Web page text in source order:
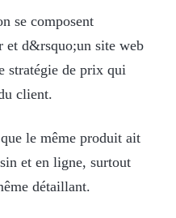
se composent
et d&rsquo;un site web
stratégie de prix qui
client.
le même produit ait
et en ligne, surtout
détaillant.